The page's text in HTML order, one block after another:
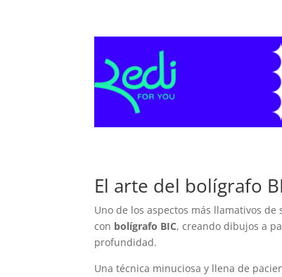
El arte del bolígrafo
Uno de los aspectos más llamativos
con bolígrafo BIC, creando dibujos a
profundidad.
Una técnica minuciosa y llena de